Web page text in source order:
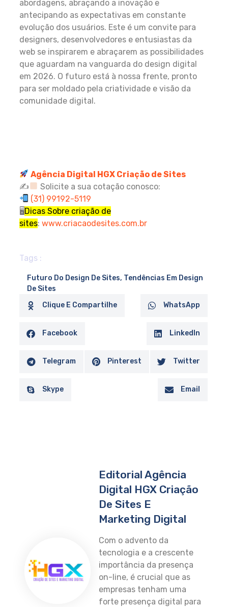
abordagens, abraçando a inovação e
antecipando as expectativas em constante
evolução dos usuários. Este é um convite para
designers, desenvolvedores e entusiastas da
web se inspirarem e abraçarem as possibilidades
que aguardam na vanguarda do design digital
em 2026. O futuro está à nossa frente, pronto
para ser moldado pela criatividade e visão da
comunidade digital.
Agência Digital HGX Criação de Sites
✍
Solicite a sua cotação conosco:
(31) 99192-5119
🖥Dicas Sobre criação de
sites: www.criacaodesites.com.br
Tags :
Futuro Do Design De Sites, Tendências Em Design
De Sites
Clique E Compartilhe
WhatsApp
Facebook LinkedIn
Telegram Pinterest Twitter
Skype Email
Editorial Agência
Digital HGX Criação
De Sites E
Marketing Digital
Com o advento da
tecnologia e a crescente
importância da presença
on-line, é crucial que as
empresas tenham uma
forte presença digital para